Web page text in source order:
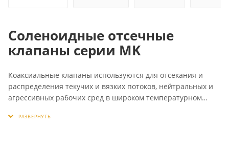
Соленоидные отсечные
клапаны серии MK
Коаксиальные клапаны используются для отсекания и
распределения текучих и вязких потоков, нейтральных и
агрессивных рабочих сред в широком температурном
время срабатывания и устойчивость к противодавлению.